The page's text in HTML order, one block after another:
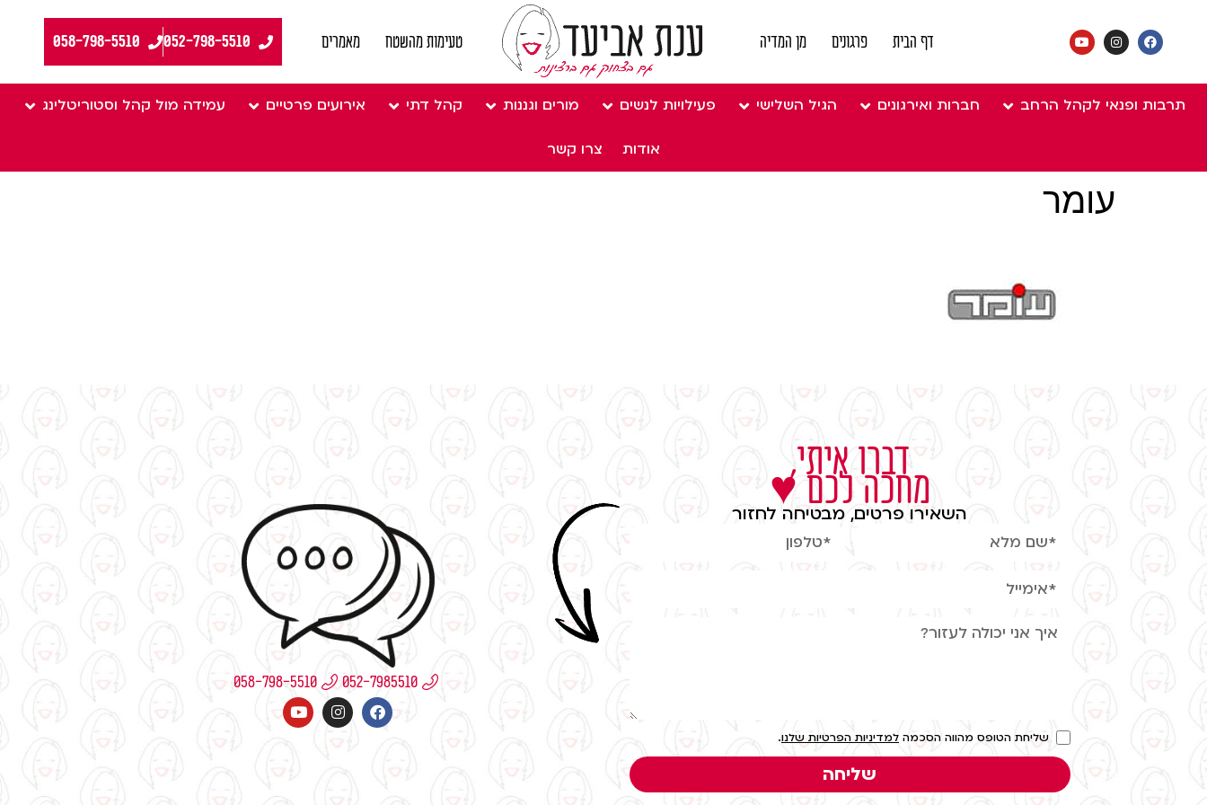
דף הבית פרגונים מן המדיה טעימות מהשטח מאמרים 058-798-5510
תרבות ופנאי לקהל הרחב חברות ואירגונים הגיל השלישי פעילויות לנשים מורים וגננות קהל דתי אירועים פרטיים עמידה מול קהל וסטוריטלינג
אודות צרו קשר
עומר
דברו איתי,
מחכה לכם ♥
השאירו פרטים, מבטיחה לחזור
שליחת הטופס מהווה הסכמה למדיניות הפרטיות שלנו.
שליחה
‏052-7985510
058-798-5510